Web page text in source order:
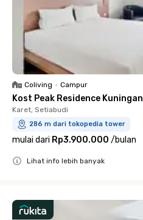
Coliving • Campur
Kost Peak Residence Kuningan
Karet, Setiabudi
286 m dari tokopedia tower
mulai dari Rp3.900.000 /bulan
Lihat info lebih banyak